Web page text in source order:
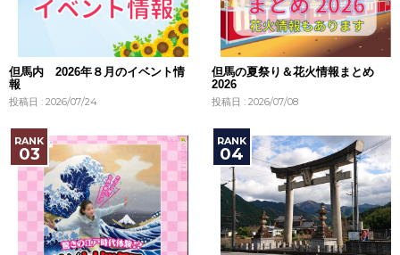
但馬内 2026年８月のイベント情
報
投稿日 : 2026/07/24
但馬の夏祭り＆花火情報まとめ
2026
投稿日 : 2026/07/08